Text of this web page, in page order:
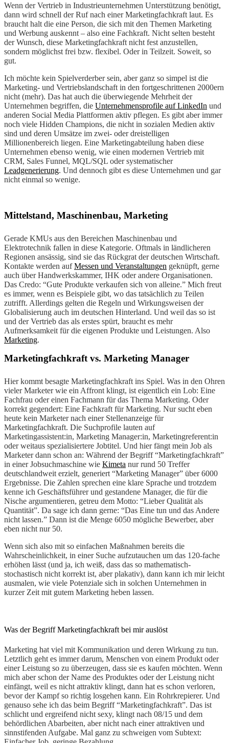
Wenn der Vertrieb in Industrieunternehmen Unterstützung benötigt,
dann wird schnell der Ruf nach einer Marketingfachkraft laut. Es
braucht halt die eine Person, die sich mit den Themen Marketing
und Werbung auskennt – also eine Fachkraft. Nicht selten besteht
der Wunsch, diese Marketingfachkraft nicht fest anzustellen,
sondern möglichst frei bzw. flexibel. Oder in Teilzeit. Soweit, so
gut.
Ich möchte kein Spielverderber sein, aber ganz so simpel ist die
Marketing- und Vertriebslandschaft in den fortgeschrittenen 2000ern
nicht (mehr). Das hat auch die überwiegende Mehrheit der
Unternehmen begriffen, die Unternehmensprofile auf LinkedIn und
anderen Social Media Plattformen aktiv pflegen. Es gibt aber immer
noch viele Hidden Champions, die nicht in sozialen Medien aktiv
sind und deren Umsätze im zwei- oder dreistelligen
Millionenbereich liegen. Eine Marketingabteilung haben diese
Unternehmen ebenso wenig, wie einen modernen Vertrieb mit
CRM, Sales Funnel, MQL/SQL oder systematischer
Leadgenerierung. Und dennoch gibt es diese Unternehmen und gar
nicht einmal so wenige.
Mittelstand, Maschinenbau, Marketing
Gerade KMUs aus den Bereichen Maschinenbau und
Elektrotechnik fallen in diese Kategorie. Oftmals in ländlicheren
Regionen ansässig, sind sie das Rückgrat der deutschen Wirtschaft.
Kontakte werden aufMessen und Veranstaltungen geknüpft, gerne
auch über Handwerkskammer, IHK oder andere Organisationen.
Das Credo: “Gute Produkte verkaufen sich von alleine.” Mich freut
es immer, wenn es Beispiele gibt, wo das tatsächlich zu Teilen
zutrifft. Allerdings gelten die Regeln und Wirkungsweisen der
Globalisierung auch im deutschen Hinterland. Und weil das so ist
und der Vertrieb das als erstes spürt, braucht es mehr
Aufmerksamkeit für die eigenen Produkte und Leistungen. Also
Marketing.
Marketingfachkraft vs. Marketing Manager
Hier kommt besagte Marketingfachkraft ins Spiel. Was in den Ohren
vieler Marketer wie ein Affront klingt, ist eigentlich ein Lob: Eine
Fachfrau oder einen Fachmann für das Thema Marketing. Oder
korrekt gegendert: Eine Fachkraft für Marketing. Nur sucht eben
heute kein Marketer nach einer Stellenanzeige für
Marketingfachkraft. Die Suchprofile lauten auf
Marketingassistent:in, Marketing Manager:in, Marketingreferent:in
oder weitaus spezialisiertere Jobtitel. Und hier fängt mein Job als
Marketer dann schon an: Während der Begriff “Marketingfachkraft”
in einer Jobsuchmaschine wie Kimeta nur rund 50 Treffer
deutschlandweit erzielt, generiert “Marketing Manager” über 6000
Ergebnisse. Die Zahlen sprechen eine klare Sprache und trotzdem
kenne ich Geschäftsführer und gestandene Manager, die für die
Nische argumentieren, getreu dem Motto: “Lieber Qualität als
Quantität”. Da sage ich dann gerne: “Das Eine tun und das Andere
nicht lassen.” Dann ist die Menge 6050 mögliche Bewerber, aber
eben nicht nur 50.
Wenn sich also mit so einfachen Maßnahmen bereits die
Wahrscheinlichkeit, in einer Suche aufzutauchen um das 120-fache
erhöhen lässt (und ja, ich weiß, dass das so mathematisch-
stochastisch nicht korrekt ist, aber plakativ), dann kann ich mir leicht
ausmalen, wie viele Potenziale sich in solchen Unternehmen in
kurzer Zeit mit gutem Marketing heben lassen.
Was der Begriff Marketingfachkraft bei mir auslöst
Marketing hat viel mit Kommunikation und deren Wirkung zu tun.
Letztlich geht es immer darum, Menschen von einem Produkt oder
einer Leistung so zu überzeugen, dass sie es kaufen möchten. Wenn
mich aber schon der Name des Produktes oder der Leistung nicht
einfängt, weil es nicht attraktiv klingt, dann hat es schon verloren,
bevor der Kampf so richtig losgehen kann. Ein Rohrkrepierer. Und
genauso sehe ich das beim Begriff “Marketingfachkraft”. Das ist
schlicht und ergreifend nicht sexy, klingt nach 08/15 und dem
behördlichen Abarbeiten, aber nicht nach einer attraktiven und
sinnstifenden Aufgabe. Mal ganz zu schweigen vom Subtext: